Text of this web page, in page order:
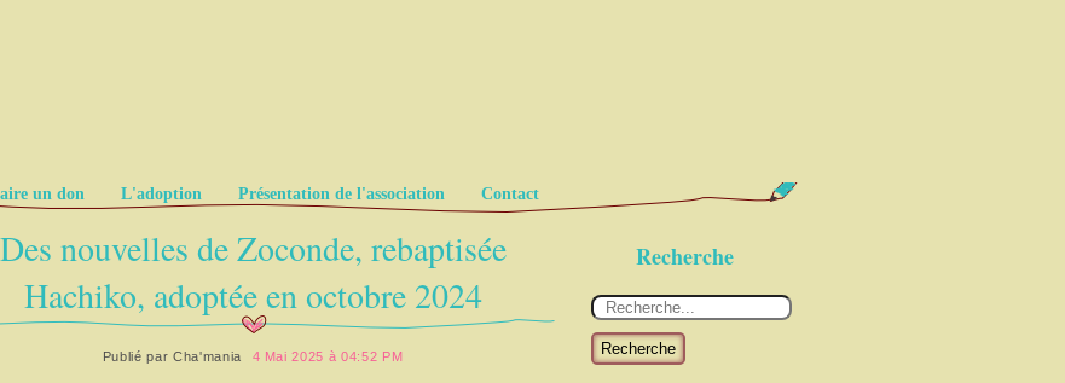
un don L'adoption Présentation de l'association Contact
Recherche
Recherche
Des nouvelles de Zoconde, rebaptisée
Hachiko, adoptée en octobre 2024
Publié par Cha'mania 4 Mai 2025 à 04:52 PM